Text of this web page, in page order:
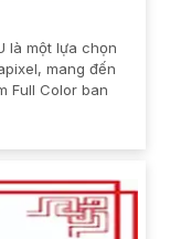
là một lựa chọn
mang đến
Full Color ban